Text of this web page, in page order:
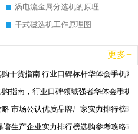
涡电流金属分选机的原理
干式磁选机工作原理图
更多+
2026-06-26
干货指南 行业口碑标杆华体会手机网
2026-06-26
指南，行业口碑领域强者华体会手机
2026-06-26
市场公认优质品牌厂家实力排行榜
2026-06-26
谱生产企业实力排行榜选购参考攻略